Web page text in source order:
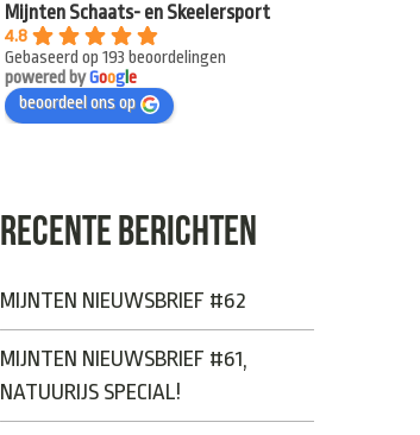
Mijnten Schaats- en Skeelersport
4.8
Gebaseerd op 193 beoordelingen
powered byGoogle
beoordeel ons op
RECENTE BERICHTEN
MIJNTEN NIEUWSBRIEF #62
MIJNTEN NIEUWSBRIEF #61,
NATUURIJS SPECIAL!